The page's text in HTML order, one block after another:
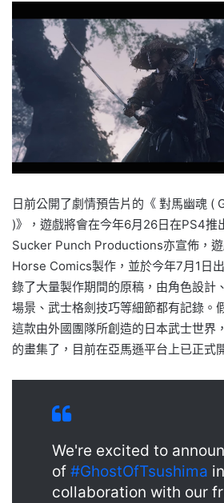
日前公開了劇情預告片的《 對馬幽魂 (
)》，遊戲將會在今年6月26日在PS4推
Sucker Punch Productions亦宣佈，
Horse Comics製作，並於今年7月1日
錄了大量製作期間的原稿，由角色設計
場景、武士格劍技巧等細節都有記錄。
這款由外國團隊所創造的日本武士世界
的畫集了，目前在亞馬遜平台上已正式
We're excited to
of #GhostOfTsushima in
collaboration with our